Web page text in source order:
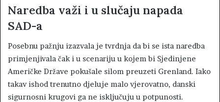
Naredba važi i u slučaju napada
SAD-a
Posebnu pažnju izazvala je tvrdnja da bi se ista naredba
primjenjivala čak i u scenariju u kojem bi Sjedinjene
Američke Države pokušale silom preuzeti Grenland. Iako
takav ishod trenutno djeluje malo vjerovatno, danski
sigurnosni krugovi ga ne isključuju u potpunosti.